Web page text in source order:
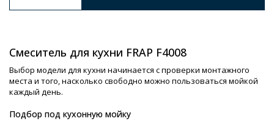
Смеситель для кухни FRAP F4008
Выбор модели для кухни начинается с проверки монтажного
места и того, насколько свободно можно пользоваться мойкой
каждый день.
Подбор под кухонную мойку